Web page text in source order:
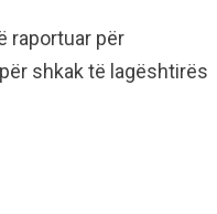
raportuar për
shkak të lagështirës